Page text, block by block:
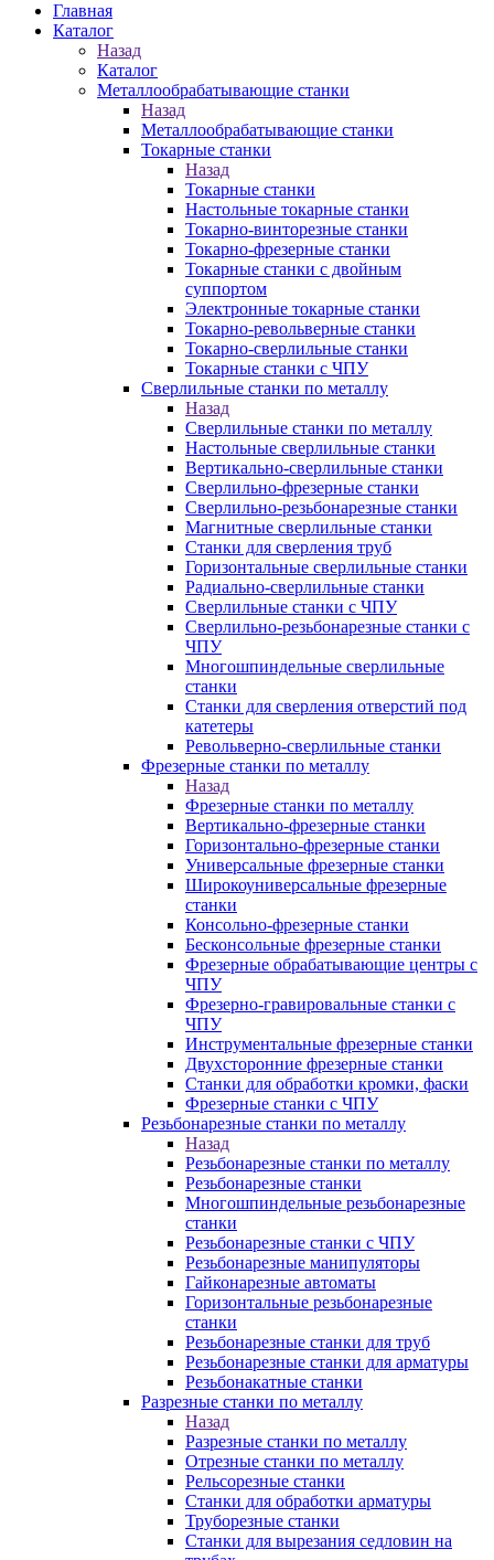
Главная
Каталог
Назад
Каталог
Металлообрабатывающие станки
Назад
Металлообрабатывающие станки
Токарные станки
Назад
Токарные станки
Настольные токарные станки
Токарно-винторезные станки
Токарно-фрезерные станки
Токарные станки с двойным
суппортом
Электронные токарные станки
Токарно-револьверные станки
Токарно-сверлильные станки
Токарные станки с ЧПУ
Сверлильные станки по металлу
Назад
Сверлильные станки по металлу
Настольные сверлильные станки
Вертикально-сверлильные станки
Сверлильно-фрезерные станки
Сверлильно-резьбонарезные станки
Магнитные сверлильные станки
Станки для сверления труб
Горизонтальные сверлильные станки
Радиально-сверлильные станки
Сверлильные станки с ЧПУ
Сверлильно-резьбонарезные станки с
ЧПУ
Многошпиндельные сверлильные
станки
Станки для сверления отверстий под
катетеры
Револьверно-сверлильные станки
Фрезерные станки по металлу
Назад
Фрезерные станки по металлу
Вертикально-фрезерные станки
Горизонтально-фрезерные станки
Универсальные фрезерные станки
Широкоуниверсальные фрезерные
станки
Консольно-фрезерные станки
Бесконсольные фрезерные станки
Фрезерные обрабатывающие центры с
ЧПУ
Фрезерно-гравировальные станки с
ЧПУ
Инструментальные фрезерные станки
Двухсторонние фрезерные станки
Станки для обработки кромки, фаски
Фрезерные станки с ЧПУ
Резьбонарезные станки по металлу
Назад
Резьбонарезные станки по металлу
Резьбонарезные станки
Многошпиндельные резьбонарезные
станки
Резьбонарезные станки с ЧПУ
Резьбонарезные манипуляторы
Гайконарезные автоматы
Горизонтальные резьбонарезные
станки
Резьбонарезные станки для труб
Резьбонарезные станки для арматуры
Резьбонакатные станки
Разрезные станки по металлу
Назад
Разрезные станки по металлу
Отрезные станки по металлу
Рельсорезные станки
Станки для обработки арматуры
Труборезные станки
Станки для вырезания седловин на